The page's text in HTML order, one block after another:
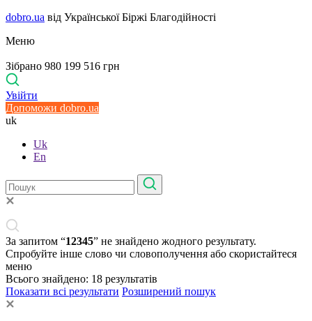
dobro.ua від Української Біржі Благодійності
Меню
Зібрано 980 199 516 грн
Увійти
Допоможи dobro.ua
uk
Uk
En
За запитом “12345” не знайдено жодного результату.
Спробуйте інше слово чи словополучення або скористайтеся
меню
Всього знайдено: 18 результатів
Показати всі результати Розширений пошук